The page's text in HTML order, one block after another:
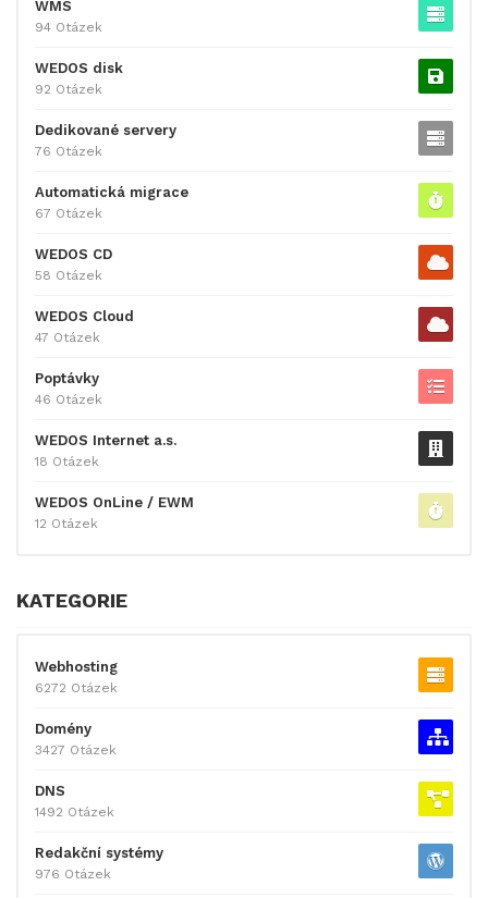
WMS
94 Otázek
WEDOS disk
92 Otázek
Dedikované servery
76 Otázek
Automatická migrace
67 Otázek
WEDOS CD
58 Otázek
WEDOS Cloud
47 Otázek
Poptávky
46 Otázek
WEDOS Internet a.s.
18 Otázek
WEDOS OnLine / EWM
12 Otázek
KATEGORIE
Webhosting
6272 Otázek
Domény
3427 Otázek
DNS
1492 Otázek
Redakční systémy
976 Otázek